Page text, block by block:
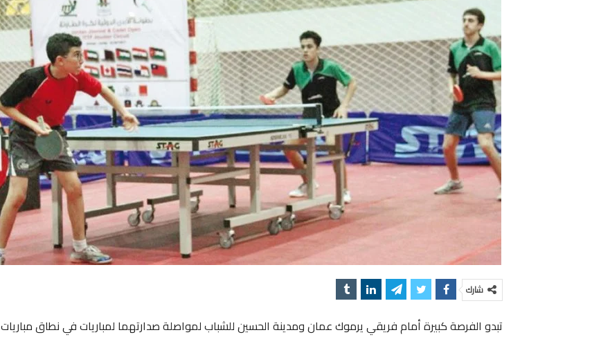
شارك
تبدو الفرصة كبيرة أمام فريقي يرموك عمان ومدينة الحسين للشباب لمواصلة صدارتهما لمباريات في نطاق مباريات